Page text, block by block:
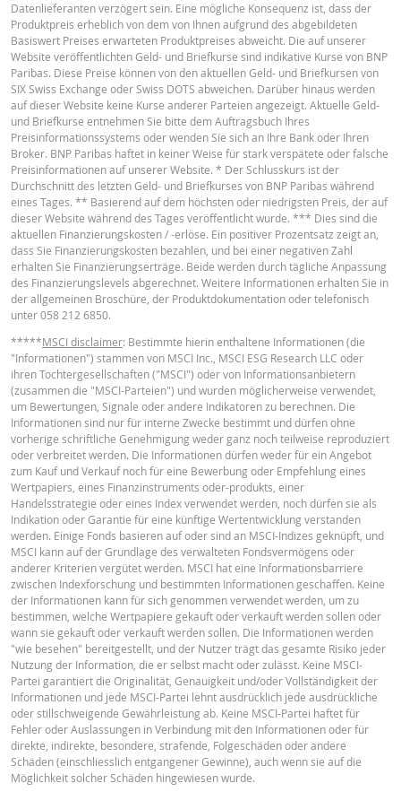
Deutsch PDF
English PDF
Français PDF
BASISPROSPEKT
English PDF
TERMSHEET
Deutsch (Schweiz)
FINAL TERMS
Deutsch (Schweiz)
BASISINFORMATIONSBLATT
Key Information Document (DE) PDF
Key Information Document (EN)
Datenlieferanten verzögert sein. Eine mögliche Konsequenz ist, dass der
Produktpreis erheblich von dem von Ihnen aufgrund des abgebildeten
Basiswert Preises erwarteten Produktpreises abweicht. Die auf unserer
Website veröffentlichten Geld- und Briefkurse sind indikative Kurse von BNP
Paribas. Diese Preise können von den aktuellen Geld- und Briefkursen von
SIX Swiss Exchange oder Swiss DOTS abweichen. Darüber hinaus werden
auf dieser Website keine Kurse anderer Parteien angezeigt. Aktuelle Geld-
und Briefkurse entnehmen Sie bitte dem Auftragsbuch Ihres
Preisinformationssystems oder wenden Sie sich an Ihre Bank oder Ihren
Broker. BNP Paribas haftet in keiner Weise für stark verspätete oder falsche
Preisinformationen auf unserer Website. * Der Schlusskurs ist der
Durchschnitt des letzten Geld- und Briefkurses von BNP Paribas während
eines Tages. ** Basierend auf dem höchsten oder niedrigsten Preis, der auf
dieser Website während des Tages veröffentlicht wurde. *** Dies sind die
aktuellen Finanzierungskosten / -erlöse. Ein positiver Prozentsatz zeigt an,
dass Sie Finanzierungskosten bezahlen, und bei einer negativen Zahl
erhalten Sie Finanzierungserträge. Beide werden durch tägliche Anpassung
des Finanzierungslevels abgerechnet. Weitere Informationen erhalten Sie in
der allgemeinen Broschüre, der Produktdokumentation oder telefonisch
unter 058 212 6850.
*****MSCI disclaimer: Bestimmte hierin enthaltene Informationen (die
"Informationen") stammen von MSCI Inc., MSCI ESG Research LLC oder
ihren Tochtergesellschaften ("MSCI") oder von Informationsanbietern
(zusammen die "MSCI-Parteien") und wurden möglicherweise verwendet,
um Bewertungen, Signale oder andere Indikatoren zu berechnen. Die
Informationen sind nur für interne Zwecke bestimmt und dürfen ohne
vorherige schriftliche Genehmigung weder ganz noch teilweise reproduziert
oder verbreitet werden. Die Informationen dürfen weder für ein Angebot
zum Kauf und Verkauf noch für eine Bewerbung oder Empfehlung eines
Wertpapiers, eines Finanzinstruments oder-produkts, einer
Handelsstrategie oder eines Index verwendet werden, noch dürfen sie als
Indikation oder Garantie für eine künftige Wertentwicklung verstanden
werden. Einige Fonds basieren auf oder sind an MSCI-Indizes geknüpft, und
MSCI kann auf der Grundlage des verwalteten Fondsvermögens oder
anderer Kriterien vergütet werden. MSCI hat eine Informationsbarriere
zwischen Indexforschung und bestimmten Informationen geschaffen. Keine
der Informationen kann für sich genommen verwendet werden, um zu
bestimmen, welche Wertpapiere gekauft oder verkauft werden sollen oder
wann sie gekauft oder verkauft werden sollen. Die Informationen werden
"wie besehen" bereitgestellt, und der Nutzer trägt das gesamte Risiko jeder
Nutzung der Information, die er selbst macht oder zulässt. Keine MSCI-
Partei garantiert die Originalität, Genauigkeit und/oder Vollständigkeit der
Informationen und jede MSCI-Partei lehnt ausdrücklich jede ausdrückliche
oder stillschweigende Gewährleistung ab. Keine MSCI-Partei haftet für
Fehler oder Auslassungen in Verbindung mit den Informationen oder für
direkte, indirekte, besondere, strafende, Folgeschäden oder andere
Schäden (einschliesslich entgangener Gewinne), auch wenn sie auf die
Möglichkeit solcher Schäden hingewiesen wurde.